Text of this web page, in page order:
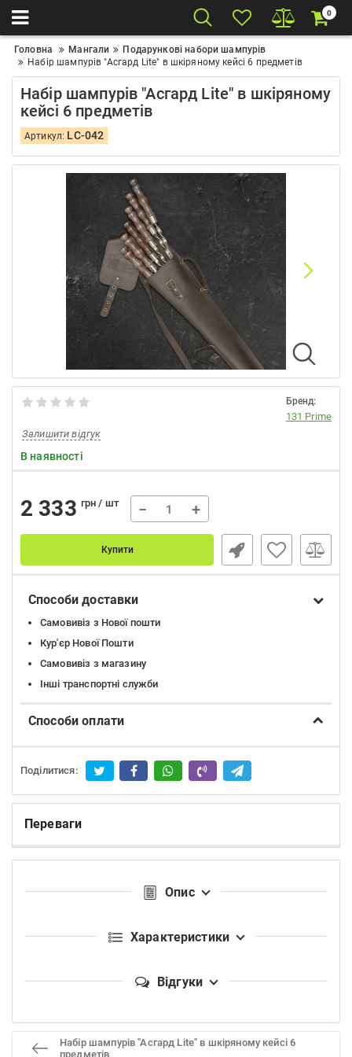
0
Головна Мангали
Подарункові набори шампурів
Набір шампурів "Асгард Lite" в шкіряному кейсі 6 предметів
Набір шампурів "Асгард Lite" в шкіряному
кейсі 6 предметів
Артикул: LC-042
Бренд:
131 Prime
Залишити відгук
В наявності
2 333 грн / шт − +
Купити
Способи доставки
Самовивіз з Нової пошти
Кур'єр Нової Пошти
Самовивіз з магазину
Інші транспортні служби
Способи оплати
Поділитися:
Переваги
Опис
Характеристики
Відгуки
Набір шампурів "Асгард Lite" в шкіряному кейсі 6
предметів